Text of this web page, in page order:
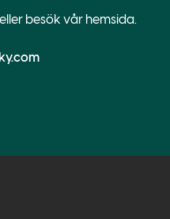
besök vår hemsida.